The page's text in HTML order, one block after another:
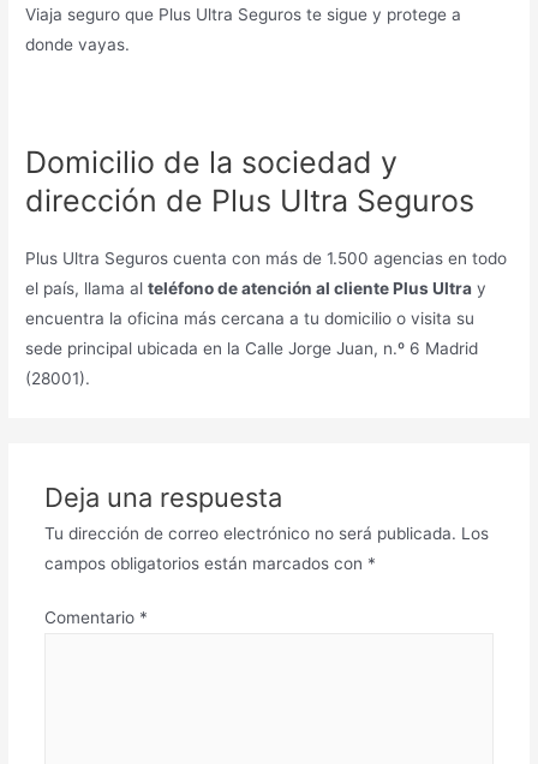
Viaja seguro que Plus Ultra Seguros te sigue y protege a
donde vayas.
Domicilio de la sociedad y
dirección de Plus Ultra Seguros
Plus Ultra Seguros cuenta con más de 1.500 agencias en todo
el país, llama alteléfono de atención al cliente Plus Ultra y
encuentra la oficina más cercana a tu domicilio o visita su
sede principal ubicada en la Calle Jorge Juan, n.º 6 Madrid
(28001).
Deja una respuesta
Tu dirección de correo electrónico no será publicada. Los
campos obligatorios están marcados con *
Comentario *